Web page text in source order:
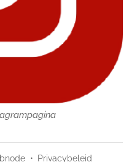
Privacybeleid